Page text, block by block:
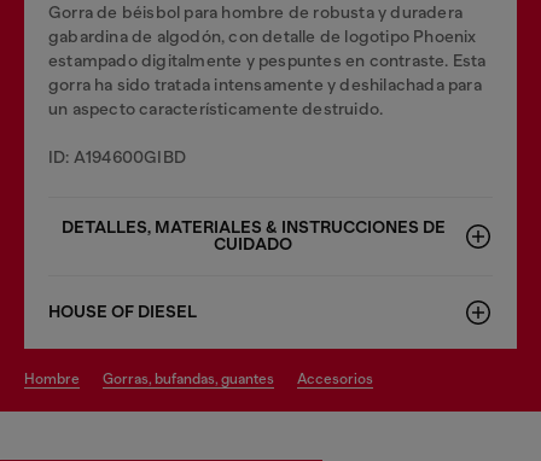
Gorra de béisbol para hombre de robusta y duradera
gabardina de algodón, con detalle de logotipo Phoenix
estampado digitalmente y pespuntes en contraste. Esta
gorra ha sido tratada intensamente y deshilachada para
un aspecto característicamente destruido.
ID: A194600GIBD
DETALLES, MATERIALES & INSTRUCCIONES DE
CUIDADO
HOUSE OF DIESEL
hombre gorras, bufandas, guantes accesorios